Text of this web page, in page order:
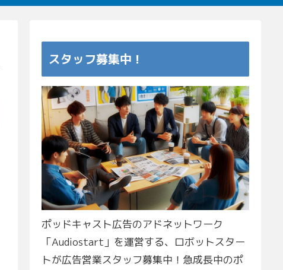
スタッフ募集中！
ポッドキャスト広告のアドネットワーク
「Audiostart」を運営する、ロボットスター
トが広告営業スタッフ募集中！急成長中のポ